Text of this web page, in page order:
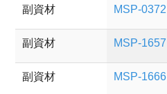
副資材 MSP-0372
副資材 MSP-1657
副資材 MSP-1666